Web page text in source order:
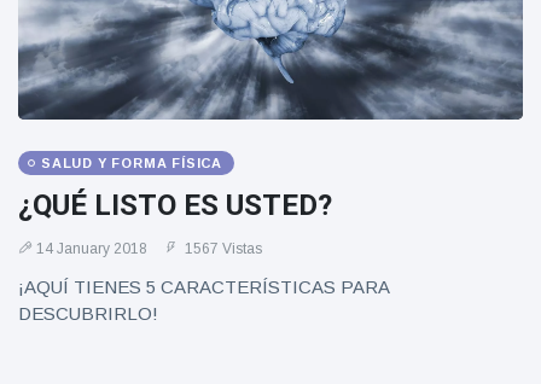
SALUD Y FORMA FÍSICA
¿QUÉ LISTO ES USTED?
14 January 2018 1567 Vistas
¡AQUÍ TIENES 5 CARACTERÍSTICAS PARA
DESCUBRIRLO!